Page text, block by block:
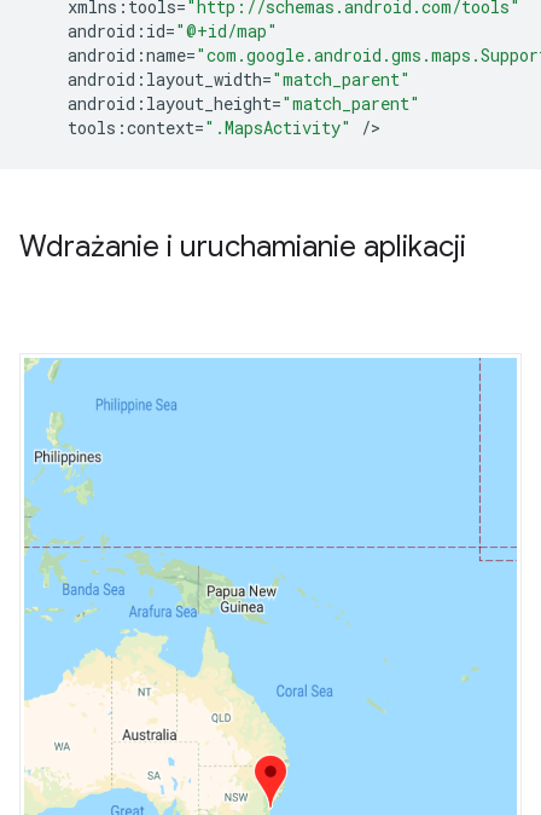
xmlns : tools="http://schemas.android.com/tools"
android : id="@+id/map"
android :name=
android : layout_width="match_parent"
android : layout_height="match_parent"
tools :context=".MapsActivity" /
Wdrażanie i uruchamianie aplikacji